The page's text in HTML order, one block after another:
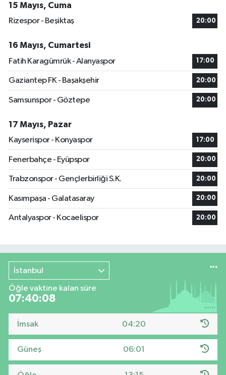
15 Mayıs, Cuma
Rizespor - Beşiktaş
20:00
16 Mayıs, Cumartesi
Fatih Karagümrük - Alanyaspor
17:00
Gaziantep FK - Başakşehir 20:00
Samsunspor - Göztepe 20:00
17 Mayıs, Pazar
Kayserispor - Konyaspor
17:00
Fenerbahçe - Eyüpspor 20:00
Trabzonspor - Gençlerbirliği S.K. 20:00
Kasımpaşa - Galatasaray 20:00
Antalyaspor - Kocaelispor 20:00
İstanbul
Öğle vaktine kalan süre
07:40:07
İmsak 04:20
Güneş 06:01